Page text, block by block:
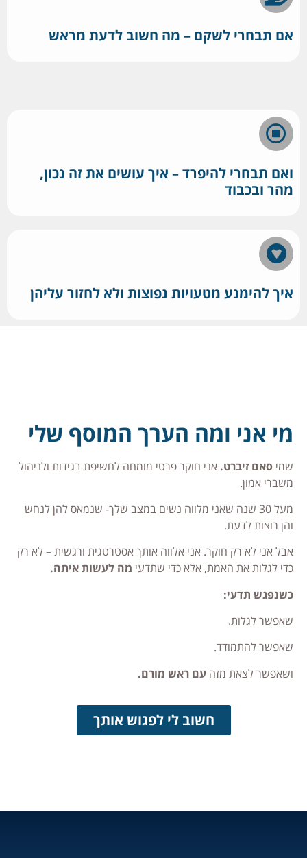
אם תבחרי לשקם – מה חשוב לדעת מראש
ואם תבחרי להיפרד – איך עושים את זה נכון,
מהר ובכבוד
איך להימנע מטעויות נפוצות ולא לחזור עליהן
מי אני ומה הערך המוסף שלי
שמי סאם זיברט. אני חוקר פרטי מומחה לחשיפת בגידות ולניהול
משברי אמון.
מעל 30 שנה שאני מלווה נשים במצב שלך- שנמאס להן לנחש
והן רוצות לדעת.
אבל אני לא רק חוקר. אני אלווה אותך אסטרטגית ורגשית – לא רק
כדי לגלות את האמת, אלא כדי שתדעי מה לעשות איתה.
כשנפגש תדעי:
שאפשר לגלות.
שאפשר להתמודד.
ושאפשר לצאת מזה עם ראש מורם.
חשוב לי לפגוש אותך